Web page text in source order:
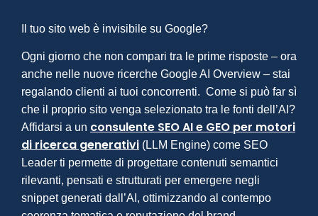
Il tuo sito web è invisibile su Google?
Ogni giorno che non compari tra le prime risposte – ora
anche nelle nuove ricerche Google AI Overview – stai
regalando clienti ai tuoi concorrenti. Come si può far sì
che il proprio sito venga selezionato tra le fonti dell’AI?
Affidarsi a un consulente SEO AI e GEO per motori
di ricerca generativi (LLM Engine) come SEO
Leader ti permette di progettare contenuti semantici
rilevanti, pensati e strutturati per emergere negli
snippet generati dall’AI, ottimizzando al contempo